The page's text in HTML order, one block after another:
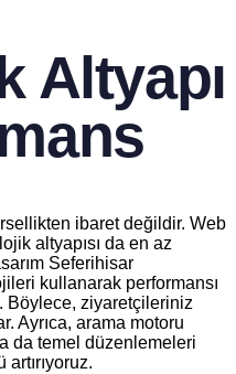
Altyapı
ibaret değildir. Web
altyapısı da en az
Seferihisar
kullanarak performansı
Böylece, ziyaretçileriniz
Ayrıca, arama motoru
da temel düzenlemeleri